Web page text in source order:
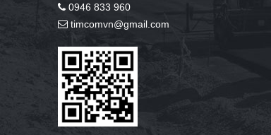
0946 833 960
timcomvn@gmail.com